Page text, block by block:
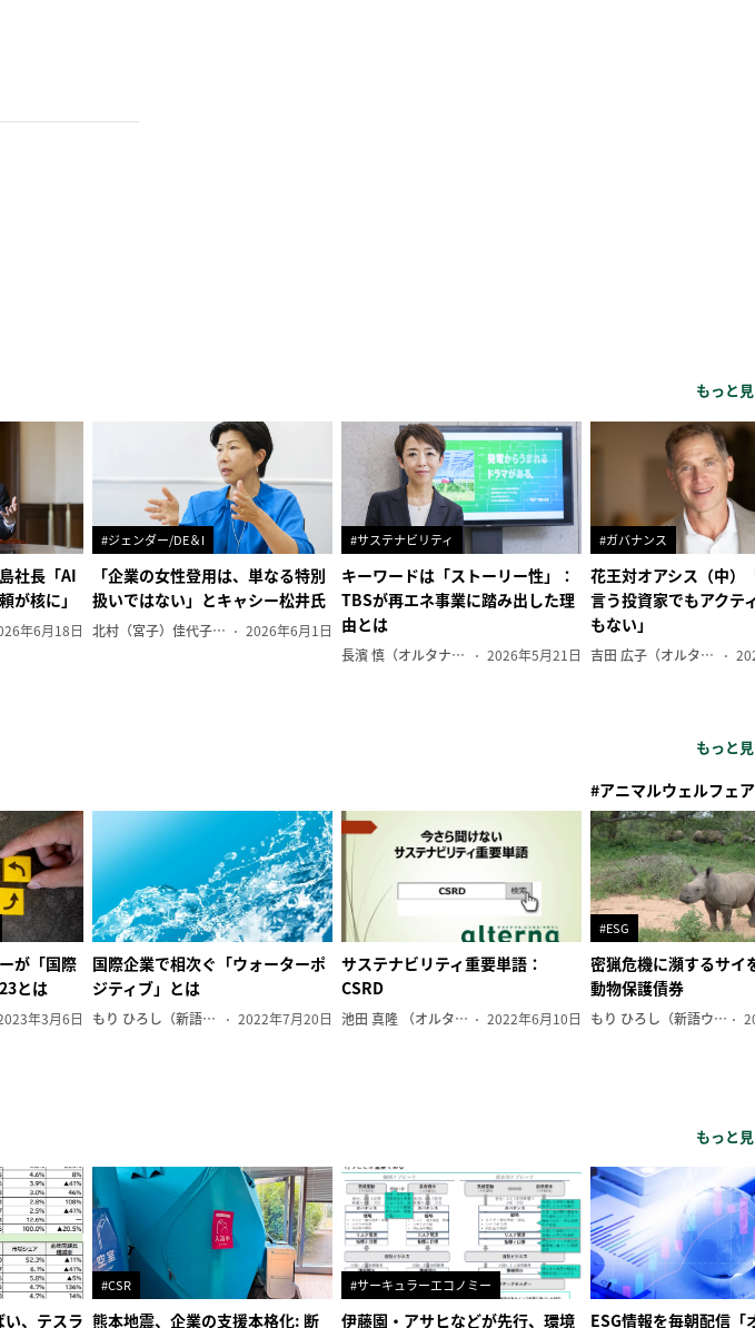
もっと
社長「AI
が核に」
年6月18日
#ジェンダー/DE＆I
「企業の女性登用は、単なる特別
扱いではない」とキャシー松井氏
北村（宮子）佳代子（オルタナ輪番編集長） 2026年6月1日
#サステナビリティ
キーワードは「ストーリー性」：
TBSが再エネ事業に踏み出した理
由とは
長濱 慎（オルタナ副編集長） 2026年5月21日
#ガバナンス
花王対オアシス（中）
言う投資家でもアクテ
もない」
吉田 広子（オルタナ輪番編集長）
もっと
が「国際
とは
年3月6日
国際企業で相次ぐ「ウォーターポ
ジティブ」とは
もり ひろし（新語ウォッチャー） 2022年7月20日
サステナビリティ重要単語：
CSRD
池田 真隆 （オルタナ輪番編集長） 2022年6月10日
#アニマルウェルフェア
#ESG
密猟危機に瀕するサイ
動物保護債券
もり ひろし（新語ウォッチャー）
もっと
、テスラ
#CSR
熊本地震、企業の支援本格化: 断
#サーキュラーエコノミー
伊藤園・アサヒなどが先行、環境 ESG情報を毎朝配信「